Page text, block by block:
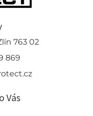
763 02
869
Vás